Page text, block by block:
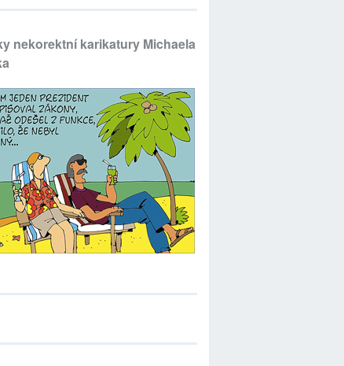
nekorektní karikatury Michaela